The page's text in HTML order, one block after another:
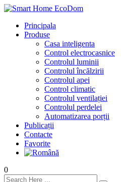
Principala
Produse
Casa inteligenta
Control electrocasnice
Controlul luminii
Controlul încălzirii
Controlul apei
Control climatic
Controlul ventilației
Сontrolul perdelei
Automatizarea porții
Publicații
Contacte
Favorite
0